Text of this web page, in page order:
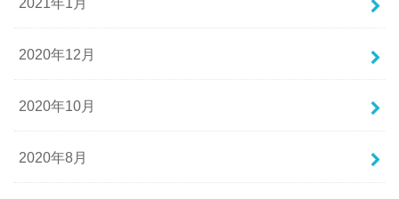
2020年12月
2020年10月
2020年8月